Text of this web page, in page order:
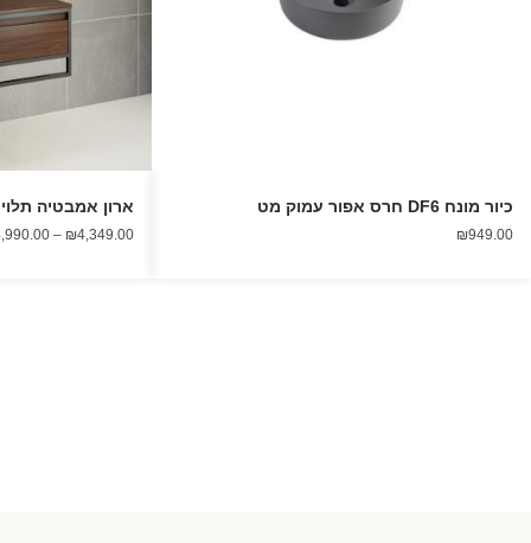
כיור מונח DF6 חרס אפור עמוק מט
₪949.00
ארון אמבטיה תלוי
₪4,349.00
–